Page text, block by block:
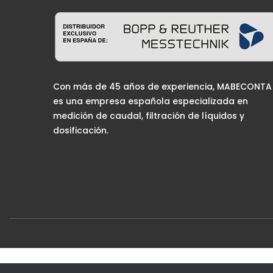
Con más de 45 años de experiencia, MABECONTA
es una empresa española especializada en
medición de caudal, filtración de líquidos y
dosificación.